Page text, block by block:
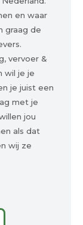
en waar
graag de
vervoer &
wil je je
je juist een
met je
jou
als dat
wij ze